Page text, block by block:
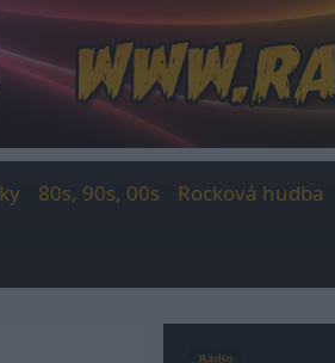
80s, 90s, 00s Rocková hudba